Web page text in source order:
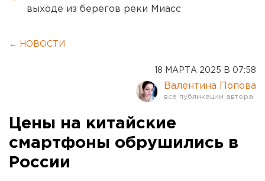
выходе из берегов реки Миасс
← НОВОСТИ
18 МАРТА 2025 В 07:58
Валентина Попова
Цены на китайские
смартфоны обрушились в
России